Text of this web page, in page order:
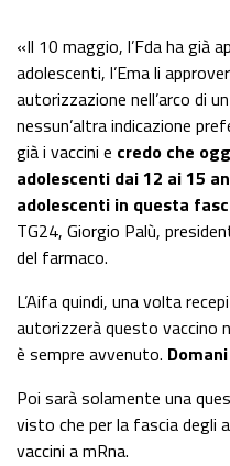
«Il 10 maggio, l’Fda ha già
adolescenti, l’Ema li
autorizzazione nell’arco di
nessun’altra indicazione
già i vaccini e credo che
adolescenti dai 12 ai 15
adolescenti in questa
TG24, Giorgio Palù,
del farmaco.
L’Aifa quindi, una volta
autorizzerà questo vaccino
è sempre avvenuto.
Poi sarà solamente una
visto che per la fascia degli
vaccini a mRna.